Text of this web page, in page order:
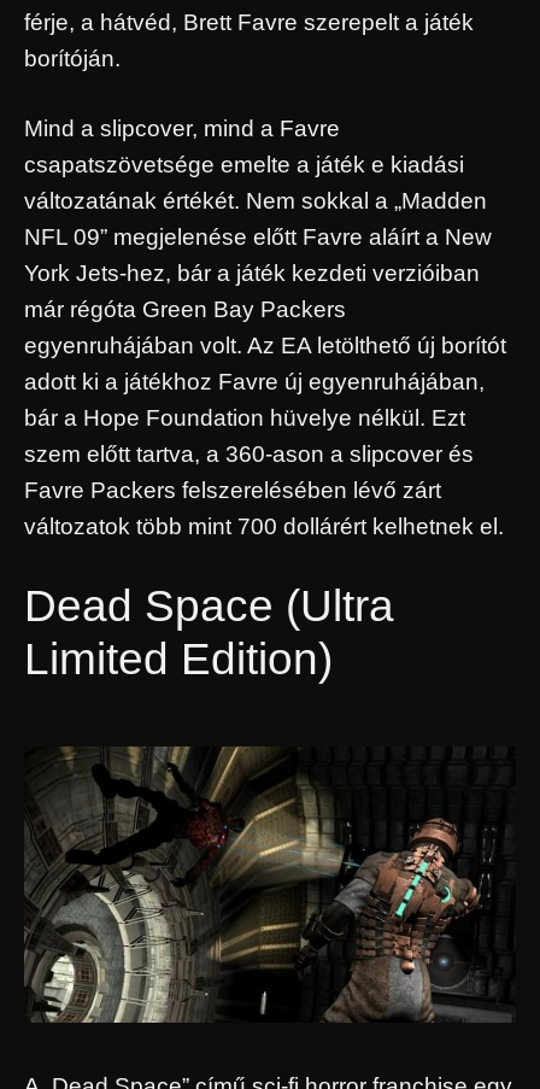
férje, a hátvéd, Brett Favre szerepelt a játék
borítóján.
Mind a slipcover, mind a Favre
csapatszövetsége emelte a játék e kiadási
változatának értékét. Nem sokkal a „Madden
NFL 09” megjelenése előtt Favre aláírt a New
York Jets-hez, bár a játék kezdeti verzióiban
már régóta Green Bay Packers
egyenruhájában volt. Az EA letölthető új borítót
adott ki a játékhoz Favre új egyenruhájában,
bár a Hope Foundation hüvelye nélkül. Ezt
szem előtt tartva, a 360-ason a slipcover és
Favre Packers felszerelésében lévő zárt
változatok több mint 700 dollárért kelhetnek el.
Dead Space (Ultra
Limited Edition)